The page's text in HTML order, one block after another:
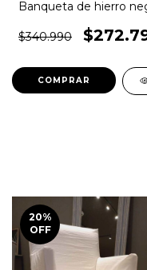
Banqueta de hierro
$340.990
20%
OFF